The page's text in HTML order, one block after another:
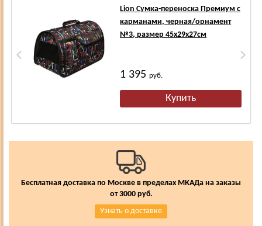
Lion Сумка-переноска Премиум с
карманами, черная/орнамент
№3, размер 45х29х27см
1 395руб.
Бесплатная доставка по Москве в пределах МКАДа на заказы
от 3000 руб.
Узнать о доставке